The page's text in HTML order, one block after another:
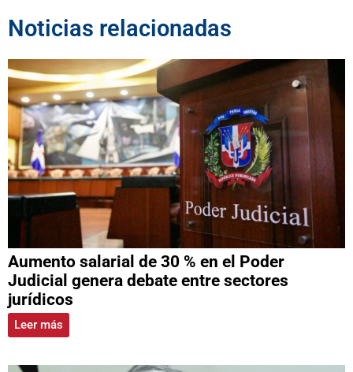
Noticias relacionadas
Aumento salarial de 30 % en el Poder
Judicial genera debate entre sectores
jurídicos
Leer más